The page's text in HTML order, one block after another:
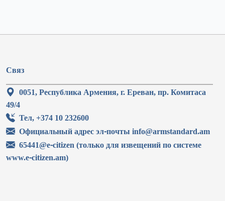
Связ
0051, Республика Армения, г. Ереван, пр. Комитаса
49/4
Тел, +374 10 232600
Официальный адрес эл-почты info@armstandard.am
65441@e-citizen (только для извещений по системе
www.e-citizen.am)